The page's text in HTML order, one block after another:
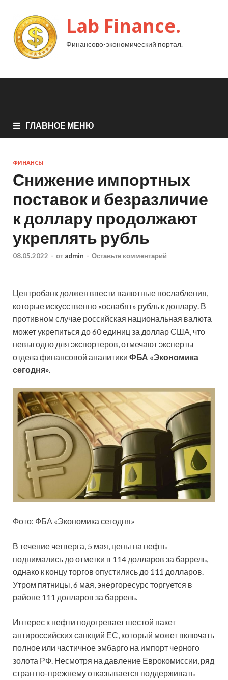
Lab Finance.
Финансово-экономический портал.
ГЛАВНОЕ МЕНЮ
ФИНАНСЫ
Снижение импортных
поставок и безразличие
к доллару продолжают
укреплять рубль
08.05.2022 - от admin - Оставьте комментарий
Центробанк должен ввести валютные послабления,
которые искусственно «ослабят» рубль к доллару. В
противном случае российская национальная валюта
может укрепиться до 60 единиц за доллар США, что
невыгодно для экспортеров, отмечают эксперты
отдела финансовой аналитики ФБА «Экономика
сегодня».
Фото: ФБА «Экономика сегодня»
В течение четверга, 5 мая, цены на нефть
поднимались до отметки в 114 долларов за баррель,
однако к концу торгов опустились до 111 долларов.
Утром пятницы, 6 мая, энергоресурс торгуется в
районе 111 долларов за баррель.
Интерес к нефти подогревает шестой пакет
антироссийских санкций ЕС, который может включать
полное или частичное эмбарго на импорт черного
золота РФ. Несмотря на давление Еврокомиссии, ряд
стран по-прежнему отказывается поддерживать